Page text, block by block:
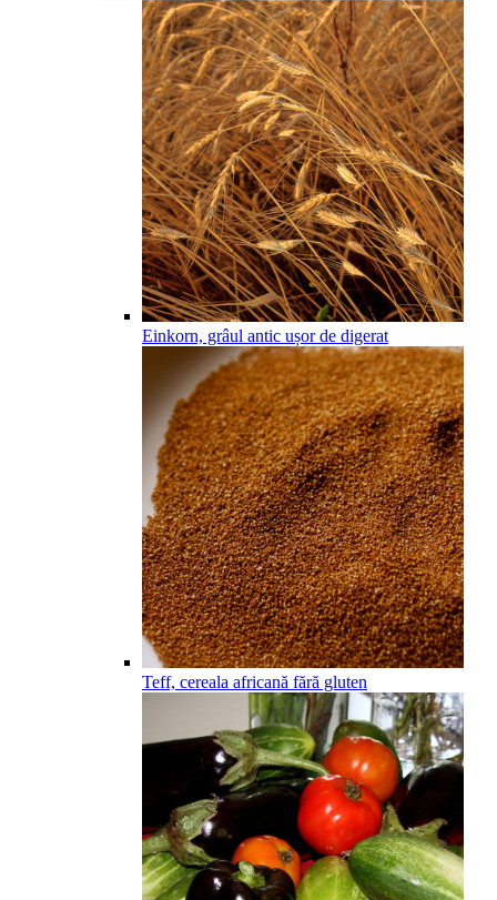
Einkorn, grâul antic ușor de digerat
Teff, cereala africană fără gluten